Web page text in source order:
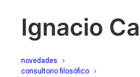
Ignacio
novedades
consultorio filosófico